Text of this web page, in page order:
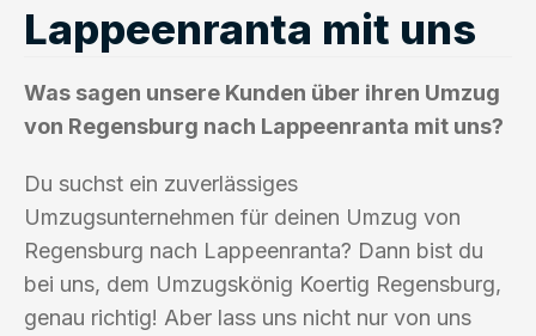
Lappeenranta mit uns
Was sagen unsere Kunden über ihren Umzug
von Regensburg nach Lappeenranta mit uns?
Du suchst ein zuverlässiges
Umzugsunternehmen für deinen Umzug von
Regensburg nach Lappeenranta? Dann bist du
bei uns, dem Umzugskönig Koertig Regensburg,
genau richtig! Aber lass uns nicht nur von uns